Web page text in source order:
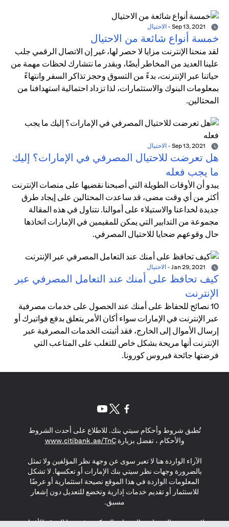
- الاحتيال
خمسة أنواع شائعة من الاحتيال
لقد منحنا الإنترنت مزايا لا حصر لها، غير إن الاتصال الرقمي جلب
علينا العديد من المخاطر أيضًا، وبقدر ما نتشارك لحظات مهمة من
حياتنا عبر الإنترنت، بدءً من التسوق وحجز تذاكر السفر وانتهاءً
بمعلومات البنوك والاستثمارات، لذا تزداد احتمالية استهدافنا من
المحتالين.
- الاحتيال
هل تعرضت للاحتيال المصرفي في الإمارات؟ إليك
ما يجب فعله
يبدو أن الأوقات الطويلة التي أصبحنا نقضيها على منصات الإنترنت
أكثر من أي وقت مضى، قد ساعدت المحتالين على إيجاد طرق
جديدة لخداعنا والاستيلاء على أموالنا. نتناول في هذه المقالة
مجموعة من التدابير التي يمكن للمقيمين في الإمارات اتخاذها
حال وقوعهم ضحايا للاحتيال المصرفي.
- الاحتيال
كيف تحافظ على أمنك عند التعامل المصرفي عبر
الإنترنت
10 نصائح للحفاظ على أمنك عند الحصول على خدمات مصرفية
عبر الإنترنت في الإمارات سواء أكان الأمر يتعلق بدفع فواتيرك أو
إرسال الأموال إلى الخارج، فقد أثبتت الخدمات المصرفية عبر
الإنترنت أنها مريحة بشكل خاص للتغلب على المتاعب التي
فرضتها جائحة فيروس كورونا.
تُطبق شروط وأحكام سيتي بنك. للاطلاع على أحدث الشروط
والأحكام ، تفضل بزيارةwww.citibank.ae/TnC
(opens in a new tab)
الآراء الواردة هنا لا تعبر سوى عن وجهة نظر المؤلفين ولا تمثل
بالضرورة وجهات نظر سيتي بنك الإمارات أو تعكسها. لا تشكل
المعلومات الواردة في هذا الموقع نصيحة استثمارية أو عرضًا
للاستثمار أو تقديم خدمات إدارية وتخضع للتعديل دون إشعار
مسبق.
لا يتم تقديم المنتجات والخدمات المذكورة في هذا الموقع للأفراد